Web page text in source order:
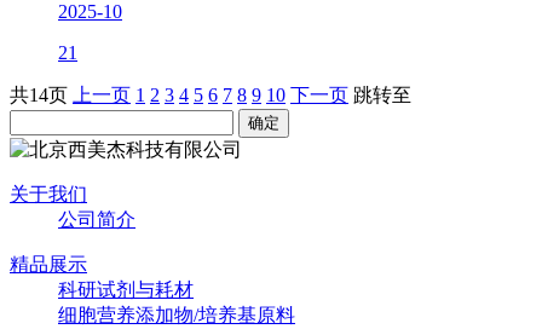
2025-10
21
共14页 上一页 1 2 3 4 5 6 7 8 9 10 下一页 跳转至
关于我们
公司简介
精品展示
科研试剂与耗材
细胞营养添加物/培养基原料